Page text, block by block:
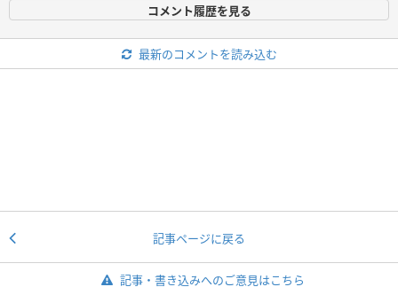
コメント履歴を見る
最新のコメントを読み込む
記事ページに戻る
記事・書き込みへのご意見はこちら